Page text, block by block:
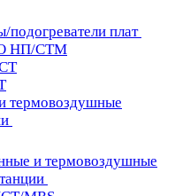
подогреватели плат
НП/СТМ
термовоздушные
и термовоздушные